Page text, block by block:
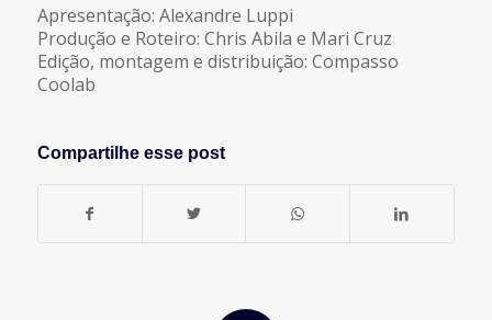
Apresentação: Alexandre Luppi
Produção e Roteiro: Chris Abila e Mari Cruz
Edição, montagem e distribuição: Compasso
Coolab
Compartilhe esse post